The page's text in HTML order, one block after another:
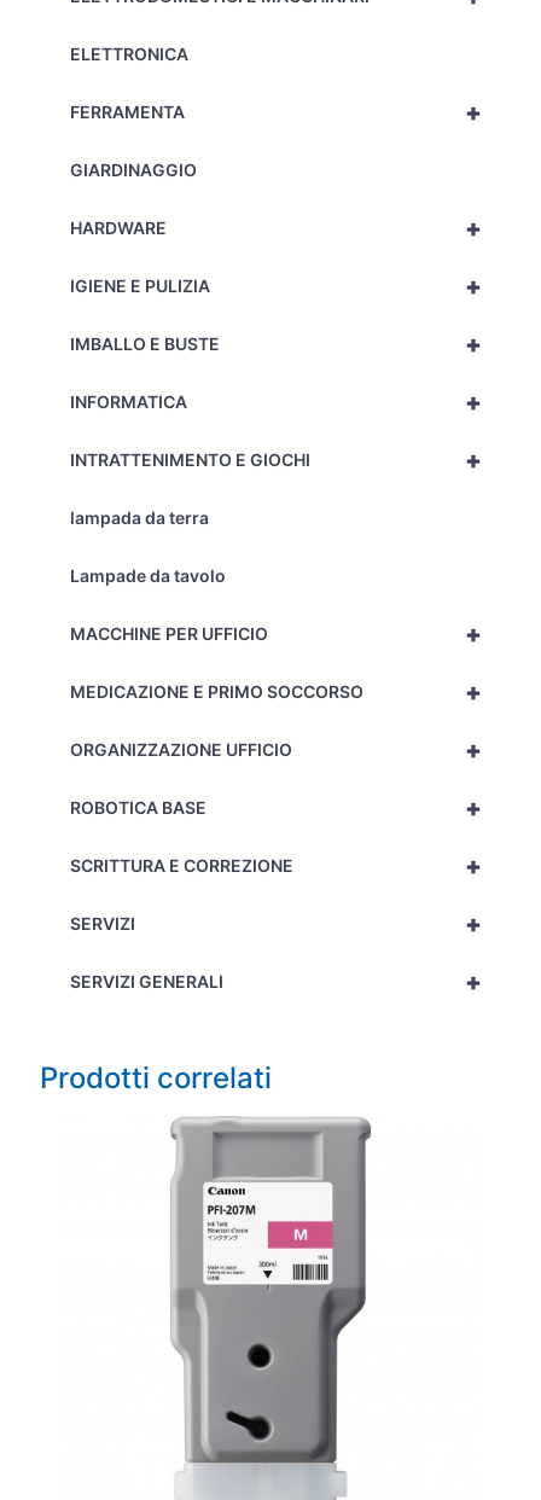
ELETTRONICA
+
FERRAMENTA
GIARDINAGGIO
+
HARDWARE
+
IGIENE E PULIZIA
+
IMBALLO E BUSTE
+
INFORMATICA
+
INTRATTENIMENTO E GIOCHI
lampada da terra
Lampade da tavolo
+
MACCHINE PER UFFICIO
+
MEDICAZIONE E PRIMO SOCCORSO
+
ORGANIZZAZIONE UFFICIO
+
ROBOTICA BASE
+
SCRITTURA E CORREZIONE
+
SERVIZI
+
SERVIZI GENERALI
Prodotti correlati